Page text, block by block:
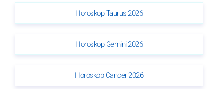
Horoskop Taurus 2026
Horoskop Gemini 2026
Horoskop Cancer 2026